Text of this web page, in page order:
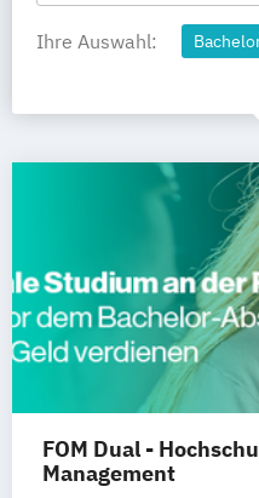
Ihre Auswahl:
FOM Dual -
Management